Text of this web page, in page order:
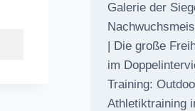
Galerie der
| Die große
im
Training:
Athletiktraining